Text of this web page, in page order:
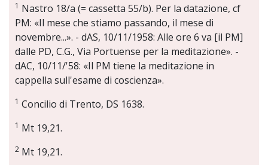
1 Nastro 18/a (= cassetta 55/b). Per la datazione, cf
PM: «Il mese che stiamo passando, il mese di
novembre...». - dAS, 10/11/1958: Alle ore 6 va [il PM]
dalle PD, C.G., Via Portuense per la meditazione». -
dAC, 10/11/'58: «Il PM tiene la meditazione in
cappella sull'esame di coscienza».
1 Concilio di Trento, DS 1638.
1 Mt 19,21.
2 Mt 19,21.